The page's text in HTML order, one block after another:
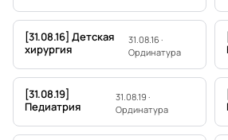
[31.08.16] Детская
хирургия
31.08.16 ·
Ординатура
[31.08.19]
Педиатрия
31.08.19 ·
Ординатура